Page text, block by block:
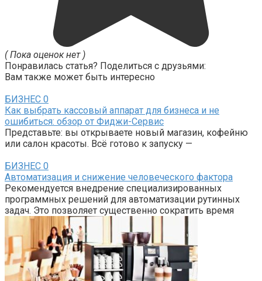
( Пока оценок нет )
Понравилась статья? Поделиться с друзьями:
Вам также может быть интересно
БИЗНЕС 0
Как выбрать кассовый аппарат для бизнеса и не
ошибиться: обзор от Фиджи-Сервис
Представьте: вы открываете новый магазин, кофейню
или салон красоты. Всё готово к запуску —
БИЗНЕС 0
Автоматизация и снижение человеческого фактора
Рекомендуется внедрение специализированных
программных решений для автоматизации рутинных
задач. Это позволяет существенно сократить время